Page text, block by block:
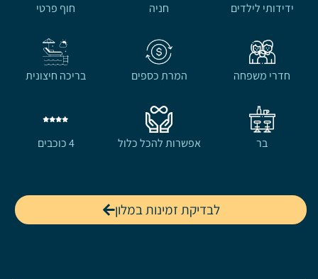
ידידותי לילדים חניה חוף פרטי
חדרי משפחה המרת כספים בריכה חיצונית
בר אפשרות להכל כלול 4 כוכבים
לבדיקת זמינות במלון